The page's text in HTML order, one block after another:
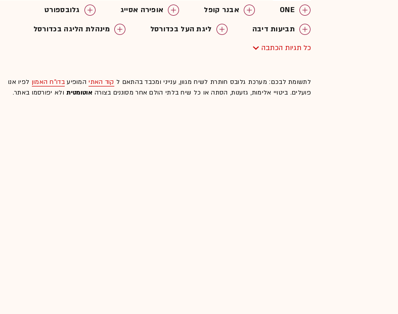
ONE אבנר קופל אופירה אסייג
גלובספורט
תביעות דיבה
ליגת העל בכדורסל
מינהלת הליגה בכדורסל
ערוץ הספורט
כל תגיות הכתבה
לתשומת לבכם: מערכת גלובס חותרת לשיח מגוון, ענייני ומכבד בהתאם ל קוד האתיהמופיעבדו"ח האמון לפיו אנו
פועלים. ביטויי אלימות, גזענות, הסתה או כל שיח בלתי הולם אחר מסוננים בצורה אוטומטיתולא יפורסמו באתר.